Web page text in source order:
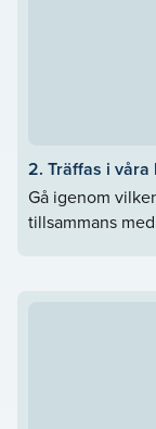
2. Träffas i
Gå igenom
tillsammans